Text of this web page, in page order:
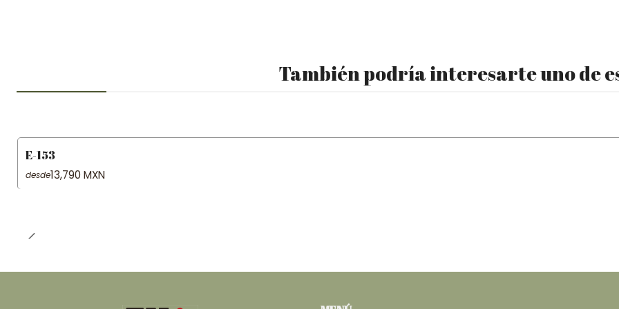
También podría interesarte uno de
E-153
desde13,790 MXN